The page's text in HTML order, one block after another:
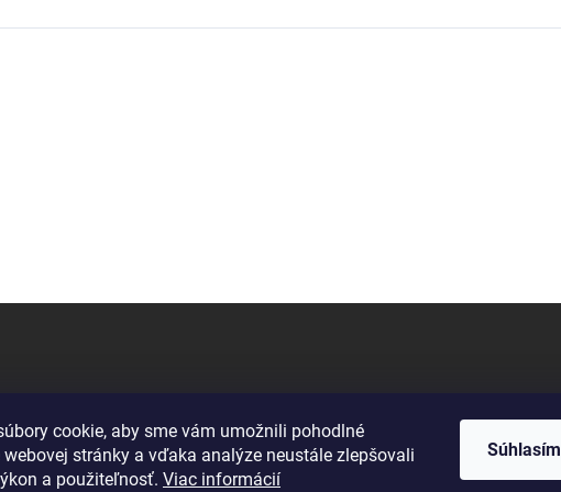
cookie, aby sme vám umožnili pohodlné
stránky a vďaka analýze neustále zlepšovali
a použiteľnosť. Viac informácií
Súhlasím